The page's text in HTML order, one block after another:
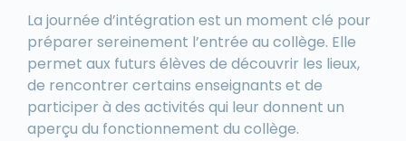
La journée d’intégration est un moment clé pour
préparer sereinement l’entrée au collège. Elle
permet aux futurs élèves de découvrir les lieux,
de rencontrer certains enseignants et de
participer à des activités qui leur donnent un
aperçu du fonctionnement du collège.